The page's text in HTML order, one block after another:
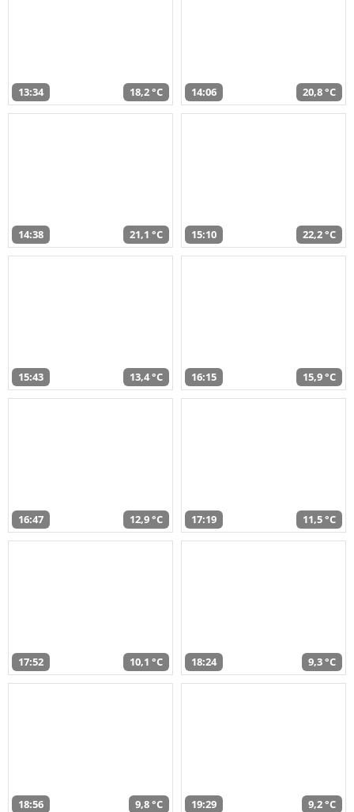
13:34 18,2 °C 14:06 20,8 °C
14:38 21,1 °C 15:10 22,2 °C
15:43 13,4 °C 16:15 15,9 °C
16:47 12,9 °C 17:19 11,5 °C
17:52 10,1 °C 18:24 9,3 °C
18:56 9,8 °C 19:29 9,2 °C